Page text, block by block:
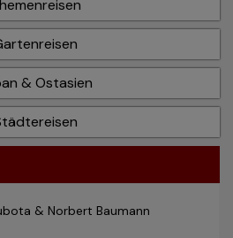
& Ostasien
& Norbert Baumann